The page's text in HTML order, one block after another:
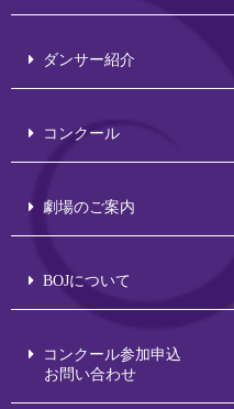
ダンサー紹介
コンクール
劇場のご案内
BOJについて
コンクール参加申込
お問い合わせ